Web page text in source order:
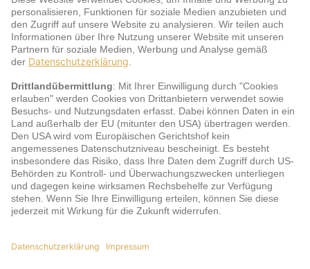
Service
jö Bonus Club Partner
Zahlungsarten & Sicherheit